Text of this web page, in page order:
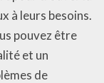
à leurs besoins.
pouvez être
et un
de